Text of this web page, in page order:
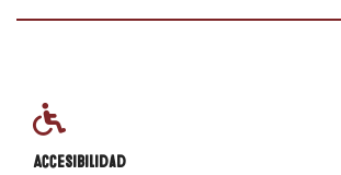
Accesibilidad